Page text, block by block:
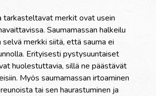
tarkasteltavat merkit ovat usein
Saumamassan halkeilu
merkki siitä, että sauma ei
Erityisesti pystysuuntaiset
huolestuttavia, sillä ne päästävät
Myös saumamassan irtoaminen
tai sen haurastuminen ja